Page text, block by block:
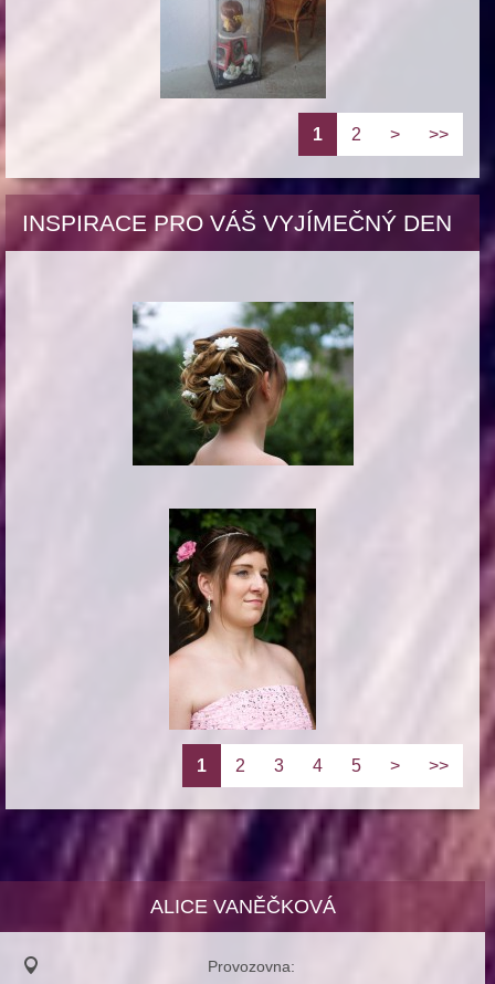
1 2 > >>
INSPIRACE PRO VÁŠ VYJÍMEČNÝ DEN
1 2 3 4 5 > >>
ALICE VANĚČKOVÁ
Provozovna: